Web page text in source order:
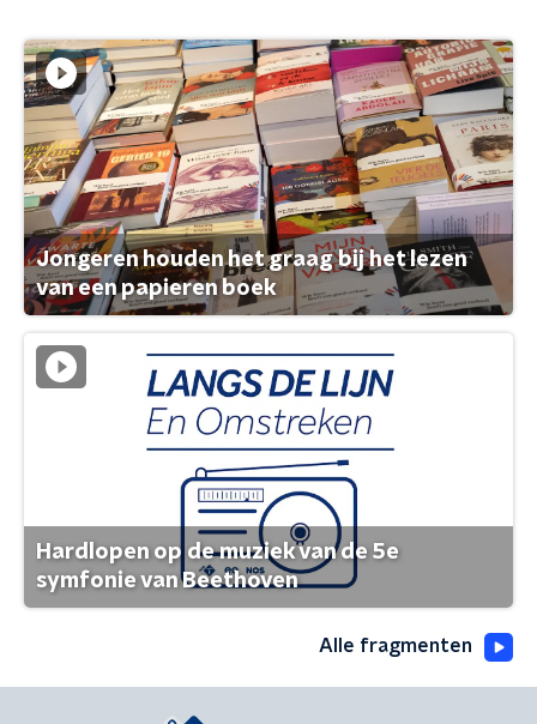
Jongeren houden het graag bij het lezen
van een papieren boek
Hardlopen op de muziek van de 5e
symfonie van Beethoven
Alle fragmenten